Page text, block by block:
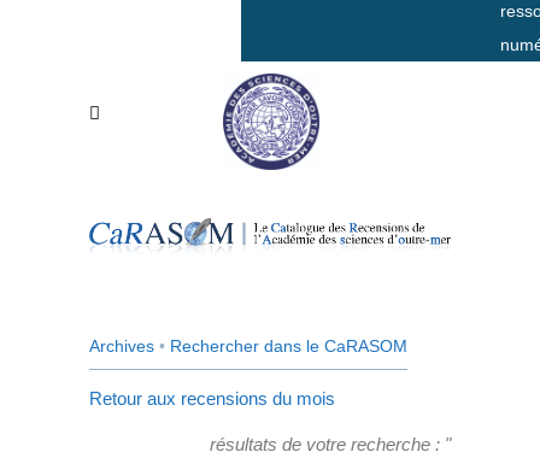
Archives • Rechercher dans le CaRASOM
Retour aux recensions du mois
résultats de votre recherche : "